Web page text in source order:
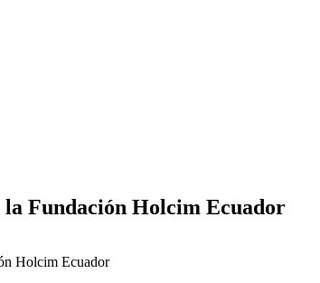
Fundación Holcim Ecuador